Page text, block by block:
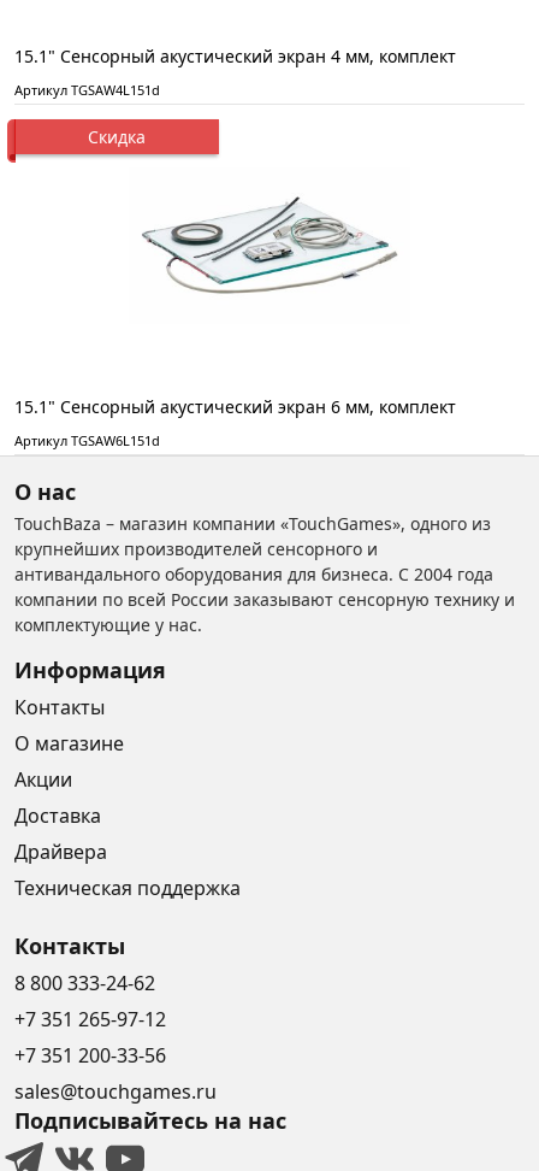
15.1" Сенсорный акустический экран 4 мм, комплект
Артикул TGSAW4L151d
Скидка
15.1" Сенсорный акустический экран 6 мм, комплект
Артикул TGSAW6L151d
О нас
TouchBaza – магазин компании «TouchGames», одного из
крупнейших производителей сенсорного и
антивандального оборудования для бизнеса. С 2004 года
компании по всей России заказывают сенсорную технику и
комплектующие у нас.
Информация
Контакты
О магазине
Акции
Доставка
Драйвера
Техническая поддержка
Контакты
8 800 333-24-62
+7 351 265-97-12
+7 351 200-33-56
sales@touchgames.ru
Подписывайтесь на нас